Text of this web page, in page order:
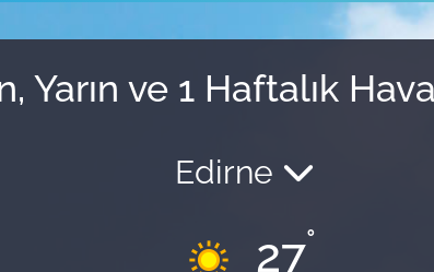
Yarın ve 1 Haftalık
Edirne
27°